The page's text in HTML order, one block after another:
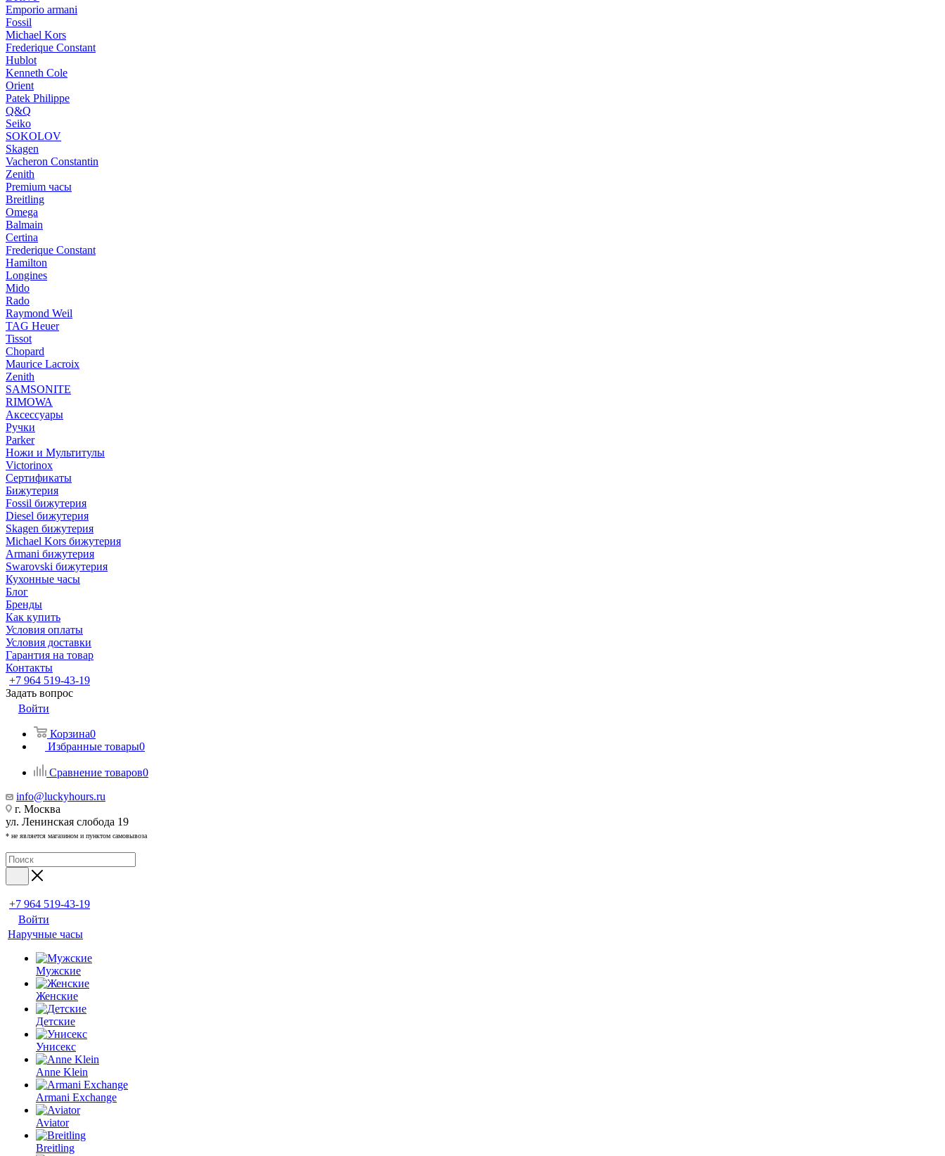
Emporio armani
Fossil
Michael Kors
Frederique Constant
Hublot
Kenneth Cole
Orient
Patek Philippe
Q&Q
Seiko
SOKOLOV
Skagen
Vacheron Constantin
Zenith
Premium часы
Breitling
Omega
Balmain
Certina
Frederique Constant
Hamilton
Longines
Mido
Rado
Raymond Weil
TAG Heuer
Tissot
Chopard
Maurice Lacroix
Zenith
SAMSONITE
RIMOWA
Аксессуары
Ручки
Parker
Ножи и Мультитулы
Victorinox
Сертификаты
Бижутерия
Fossil бижутерия
Diesel бижутерия
Skagen бижутерия
Michael Kors бижутерия
Armani бижутерия
Swarovski бижутерия
Кухонные часы
Блог
Бренды
Как купить
Условия оплаты
Условия доставки
Гарантия на товар
Контакты
+7 964 519-43-19
Задать вопрос
Войти
Корзина0
Избранные товары0
Сравнение товаров0
info@luckyhours.ru
г. Москва
ул. Ленинская слобода 19
* не является магазином и пунктом самовывоза
+7 964 519-43-19
Войти
Наручные часы
Мужские
Женские
Детские
Унисекс
Anne Klein
Armani Exchange
Aviator
Breitling